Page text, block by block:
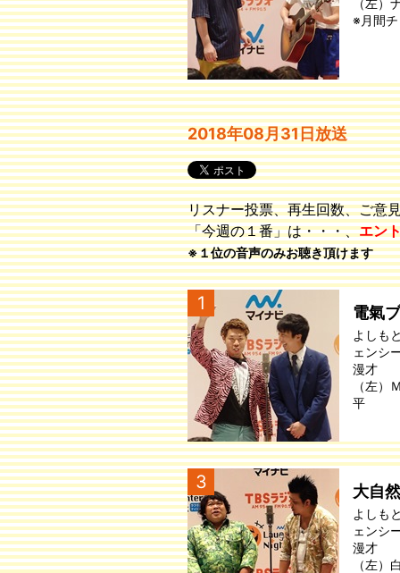
※月間
2018年08月31日放送
リスナー投票、再生回数、ご意
「今週の１番」は・・・、エン
※１位の音声のみお聴き頂けます
1 電氣
よしも
ェンシ
漫才
（左
平
3 大自然
よしも
ェンシ
漫才
（左